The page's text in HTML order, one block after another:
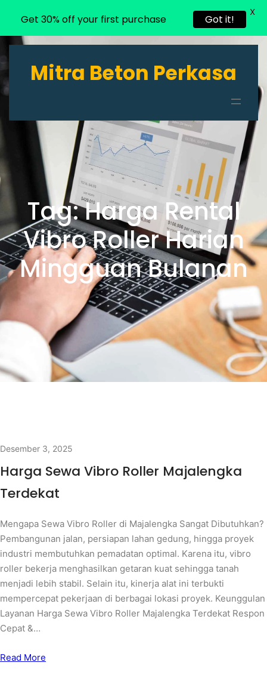
Lewati
ke
konten
Mitra Beton Perkasa
Tag:Harga Rental
Vibro Roller Harian
Mingguan Bulanan
Desember 3, 2025
Harga Sewa Vibro Roller Majalengka
Terdekat
Mengapa Sewa Vibro Roller di Majalengka Sangat Dibutuhkan?
Pembangunan jalan, persiapan lahan gedung, hingga proyek
industri membutuhkan pemadatan optimal. Karena itu, vibro
roller bekerja menghasilkan getaran kuat sehingga tanah
menjadi lebih stabil. Selain itu, kinerja alat ini terbukti
mempercepat pekerjaan di berbagai lokasi proyek. Keunggulan
Layanan Harga Sewa Vibro Roller Majalengka Terdekat Respon
Cepat &…
Read More
Get 30% off your first purchase Got it!
X